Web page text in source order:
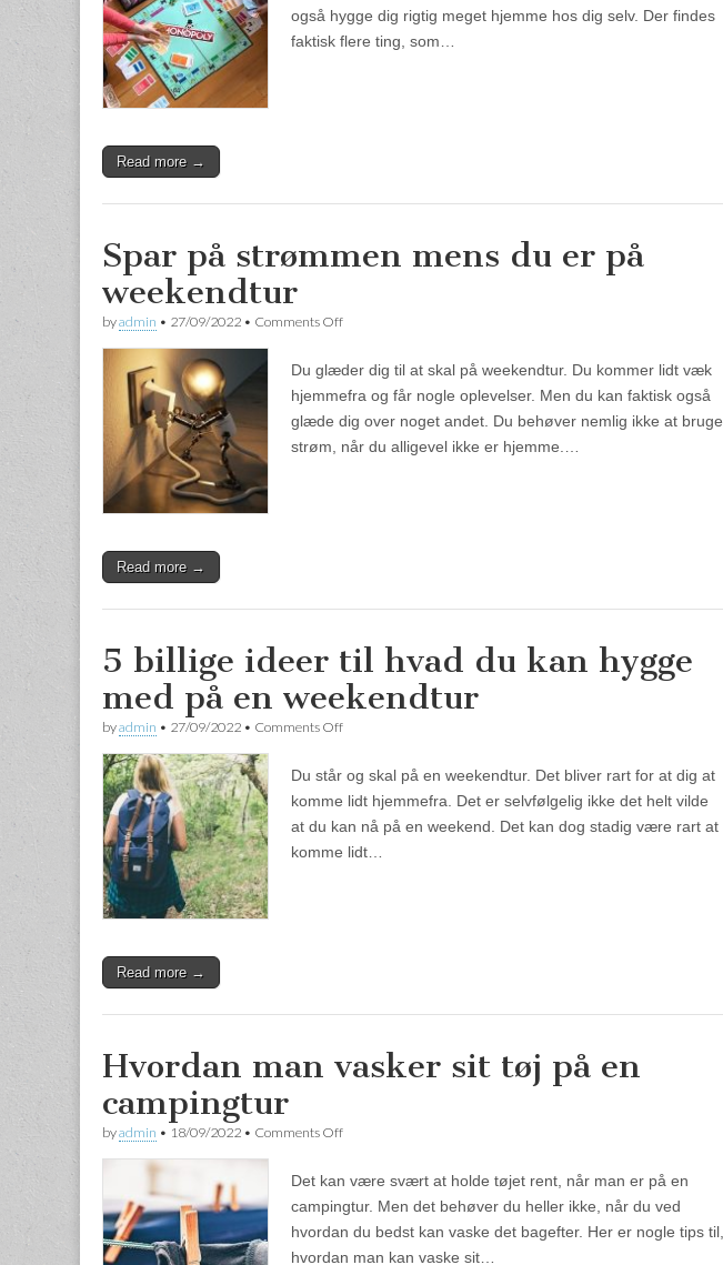
også hygge dig rigtig meget hjemme hos dig selv. Der findes
faktisk flere ting, som…
Read more →
Spar på strømmen mens du er på
weekendtur
byadmin • 27/09/2022 • Comments Off
Du glæder dig til at skal på weekendtur. Du kommer lidt væk
hjemmefra og får nogle oplevelser. Men du kan faktisk også
glæde dig over noget andet. Du behøver nemlig ikke at bruge
strøm, når du alligevel ikke er hjemme.…
Read more →
5 billige ideer til hvad du kan hygge
med på en weekendtur
byadmin • 27/09/2022 • Comments Off
Du står og skal på en weekendtur. Det bliver rart for at dig at
komme lidt hjemmefra. Det er selvfølgelig ikke det helt vilde
at du kan nå på en weekend. Det kan dog stadig være rart at
komme lidt…
Read more →
Hvordan man vasker sit tøj på en
campingtur
byadmin • 18/09/2022 • Comments Off
Det kan være svært at holde tøjet rent, når man er på en
campingtur. Men det behøver du heller ikke, når du ved
hvordan du bedst kan vaske det bagefter. Her er nogle tips til,
hvordan man kan vaske sit…